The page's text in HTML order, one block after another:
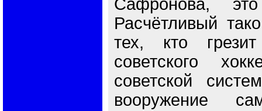
Сафронова,
Расчётливый
тех, кто
советского
советской
вооружение